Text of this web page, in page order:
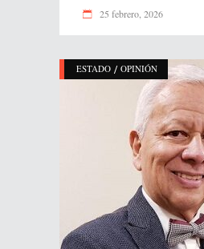
25 febrero, 2026
ESTADO / OPINIÓN